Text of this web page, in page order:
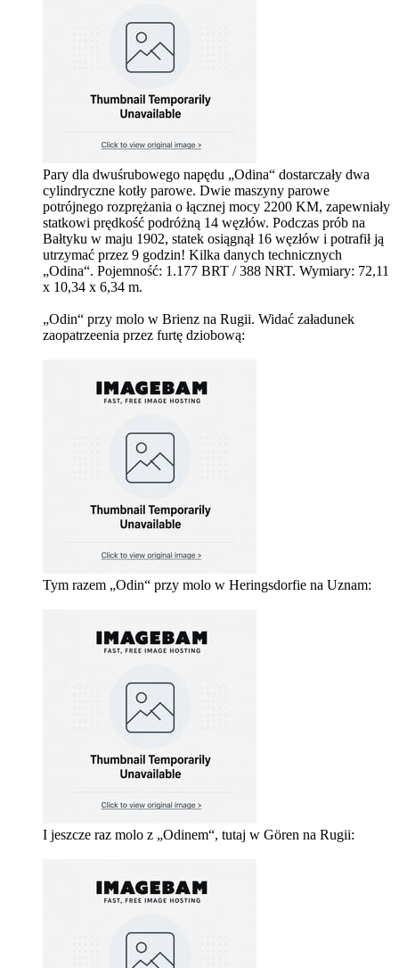
Pary dla dwuśrubowego napędu „Odina“ dostarczały dwa
cylindryczne kotły parowe. Dwie maszyny parowe
potrójnego rozprężania o łącznej mocy 2200 KM, zapewniały
statkowi prędkość podróżną 14 węzłów. Podczas prób na
Bałtyku w maju 1902, statek osiągnął 16 węzłów i potrafił ją
utrzymać przez 9 godzin! Kilka danych technicznych
„Odina“. Pojemność: 1.177 BRT / 388 NRT. Wymiary: 72,11
x 10,34 x 6,34 m.
„Odin“ przy molo w Brienz na Rugii. Widać załadunek
zaopatrzeenia przez furtę dziobową:
Tym razem „Odin“ przy molo w Heringsdorfie na Uznam:
I jeszcze raz molo z „Odinem“, tutaj w Gören na Rugii: